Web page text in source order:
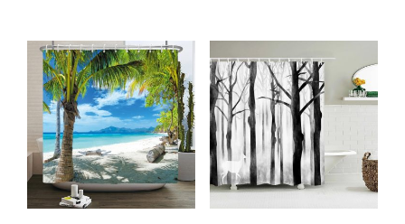
plusieurs
variations.
Les
options
peuvent
être
choisies
Les